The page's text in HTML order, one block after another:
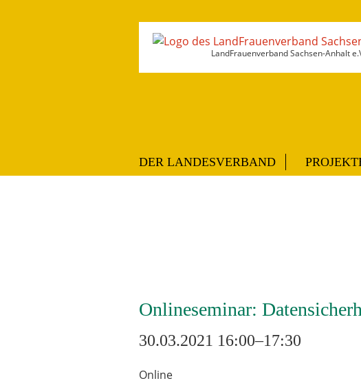
LandFrauenverband Sachsen-Anhalt
DER LANDESVERBAND
Onlineseminar:
30.03.2021 16:00–17:30
Online